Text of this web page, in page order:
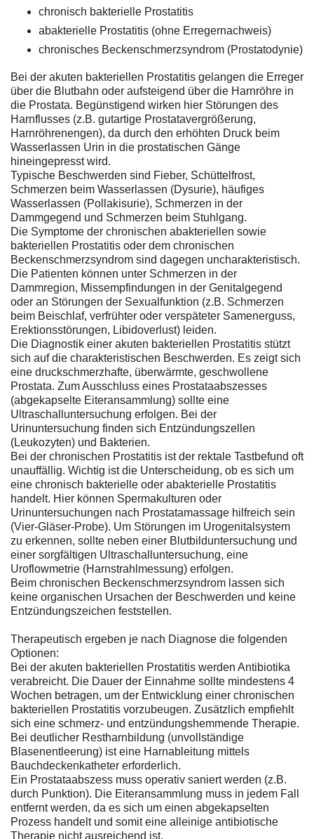
chronisch bakterielle Prostatitis
abakterielle Prostatitis (ohne Erregernachweis)
chronisches Beckenschmerzsyndrom (Prostatodynie)
Bei der akuten bakteriellen Prostatitis gelangen die Erreger
über die Blutbahn oder aufsteigend über die Harnröhre in
die Prostata. Begünstigend wirken hier Störungen des
Harnflusses (z.B. gutartige Prostatavergrößerung,
Harnröhrenengen), da durch den erhöhten Druck beim
Wasserlassen Urin in die prostatischen Gänge
hineingepresst wird.
Typische Beschwerden sind Fieber, Schüttelfrost,
Schmerzen beim Wasserlassen (Dysurie), häufiges
Wasserlassen (Pollakisurie), Schmerzen in der
Dammgegend und Schmerzen beim Stuhlgang.
Die Symptome der chronischen abakteriellen sowie
bakteriellen Prostatitis oder dem chronischen
Beckenschmerzsyndrom sind dagegen uncharakteristisch.
Die Patienten können unter Schmerzen in der
Dammregion, Missempfindungen in der Genitalgegend
oder an Störungen der Sexualfunktion (z.B. Schmerzen
beim Beischlaf, verfrühter oder verspäteter Samenerguss,
Erektionsstörungen, Libidoverlust) leiden.
Die Diagnostik einer akuten bakteriellen Prostatitis stützt
sich auf die charakteristischen Beschwerden. Es zeigt sich
eine druckschmerzhafte, überwärmte, geschwollene
Prostata. Zum Ausschluss eines Prostataabszesses
(abgekapselte Eiteransammlung) sollte eine
Ultraschalluntersuchung erfolgen. Bei der
Urinuntersuchung finden sich Entzündungszellen
(Leukozyten) und Bakterien.
Bei der chronischen Prostatitis ist der rektale Tastbefund oft
unauffällig. Wichtig ist die Unterscheidung, ob es sich um
eine chronisch bakterielle oder abakterielle Prostatitis
handelt. Hier können Spermakulturen oder
Urinuntersuchungen nach Prostatamassage hilfreich sein
(Vier-Gläser-Probe). Um Störungen im Urogenitalsystem
zu erkennen, sollte neben einer Blutbilduntersuchung und
einer sorgfältigen Ultraschalluntersuchung, eine
Uroflowmetrie (Harnstrahlmessung) erfolgen.
Beim chronischen Beckenschmerzsyndrom lassen sich
keine organischen Ursachen der Beschwerden und keine
Entzündungszeichen feststellen.
Therapeutisch ergeben je nach Diagnose die folgenden
Optionen:
Bei der akuten bakteriellen Prostatitis werden Antibiotika
verabreicht. Die Dauer der Einnahme sollte mindestens 4
Wochen betragen, um der Entwicklung einer chronischen
bakteriellen Prostatitis vorzubeugen. Zusätzlich empfiehlt
sich eine schmerz- und entzündungshemmende Therapie.
Bei deutlicher Restharnbildung (unvollständige
Blasenentleerung) ist eine Harnableitung mittels
Bauchdeckenkatheter erforderlich.
Ein Prostataabszess muss operativ saniert werden (z.B.
durch Punktion). Die Eiteransammlung muss in jedem Fall
entfernt werden, da es sich um einen abgekapselten
Prozess handelt und somit eine alleinige antibiotische
Therapie nicht ausreichend ist.